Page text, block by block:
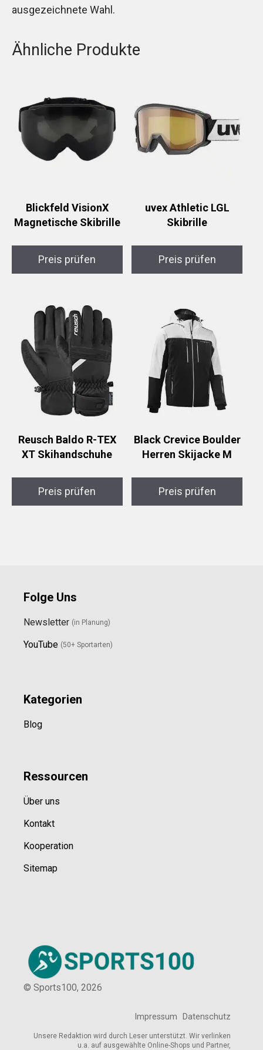
ausgezeichnete Wahl.
Ähnliche Produkte
Blickfeld VisionX
Magnetische Skibrille
Preis prüfen
uvex Athletic LGL
Skibrille
Preis prüfen
Reusch Baldo R-TEX
XT Skihandschuhe
Preis prüfen
Black Crevice Boulder
Herren Skijacke M
Preis prüfen
Folge Uns
Newsletter (in Planung)
YouTube (50+ Sportarten)
Kategorien
Blog
Ressourcen
Über uns
Kontakt
Kooperation
Sitemap
© Sports100, 2026
Impressum Datenschutz
Unsere Redaktion wird durch Leser unterstützt. Wir verlinken
u.a. auf ausgewählte Online-Shops und Partner,